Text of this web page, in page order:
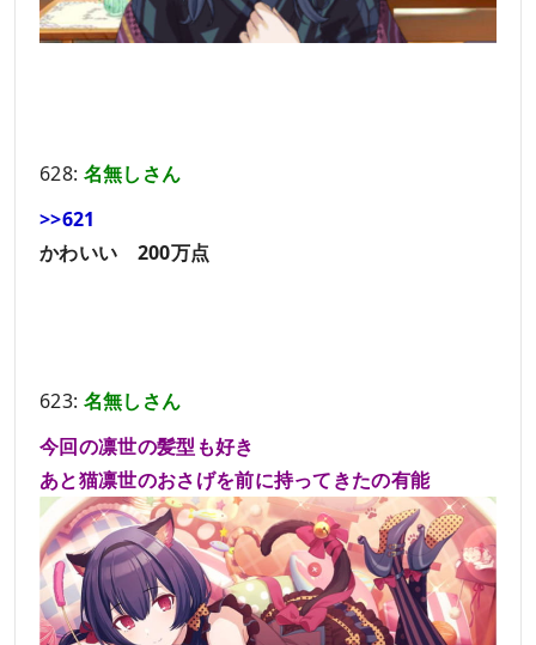
628: 名無しさん
>>621
かわいい 200万点
623: 名無しさん
今回の凛世の髪型も好き
あと猫凛世のおさげを前に持ってきたの有能